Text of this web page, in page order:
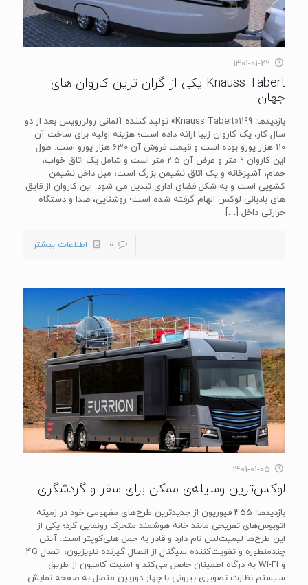
1401-01-22
Knauss Tabert یکی از گران‌ ترین کاروان های
جهان
بازدیدها: 1199«Knauss Tabert» تولید کننده آلمانی رولزرویس بعد از دو
سال کار، یک کاروان زیبا ارائه داده است؛ هزینه اولیه برای ساخت آن
110 هزار یورو بوده است و قیمت فروش آن 630 هزار یورو است. طول
این کاروان 9 متر و عرض آن 2.5 متر است و شامل یک اتاق خواب،
حمام، آشپزخانه و یک اتاق نشیمن بزرگ است؛ مبل داخل نشیمن
کشویی است و به شکل فضای اداری تبدیل می شود. این کاروان از قایق
های بادبانی لوکس الهام گرفته شده است؛ روشنایی، صدا و دستگاه
حرارتی داخل […]
0 اطلاعات بیشتر
1401-01-05
لوکس‌ترین وسیله‌ی ممکن برای سفر و گردشگری
بازدیدها: 455 فیوریون از جدیدترین طرح‌های مفهومی خود در زمینه
اتوبوس‌های تفریحی مانند خانه هوشمند متحرک رونمایی کرد؛ یکی از
این طرح‌ها لیمیت‌لس نام دارد و قادر به حمل هلی‌کوپتر است. آنتن
چندمنظوره و تقویت‌کننده سیگنال از اتصال گیرنده تلویزیون، اتصال 4G
و Wi-Fi به درگاه اطمینان حاصل می‌کند و امنیت کامیون از طریق
سیستم نظارت تصویری بیرونی با چهار دوربین متصل به صفحه نمایش